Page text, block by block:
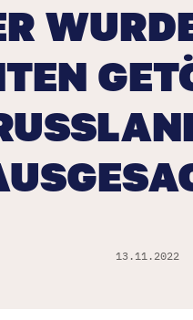
13.11.2022